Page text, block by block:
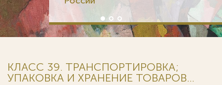
КЛАСС 39. ТРАНСПОРТИРОВКА;
УПАКОВКА И ХРАНЕНИЕ ТОВАРОВ...